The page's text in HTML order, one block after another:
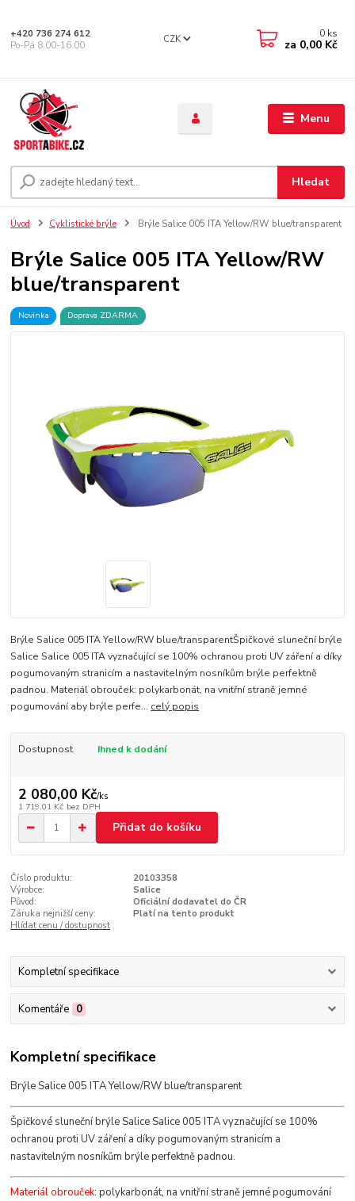
Menu
CZK
Hledat
+420 736 274 612
Po-Pá 8.00-16.00
0 ks
za 0,00 Kč
Úvod Cyklistické brýle Brýle Salice 005 ITA Yellow/RW blue/transparent
Brýle Salice 005 ITA Yellow/RW
blue/transparent
Novinka Doprava ZDARMA
Brýle Salice 005 ITA Yellow/RW blue/transparentŠpičkové sluneční brýle
Salice Salice 005 ITA vyznačující se 100% ochranou proti UV záření a díky
pogumovaným stranicím a nastavitelným nosníkům brýle perfektně
padnou. Materiál obrouček: polykarbonát, na vnitřní straně jemné
pogumování aby brýle perfe... celý popis
Dostupnost Ihned k dodání
2 080,00 Kč/ks
1 719,01 Kč bez DPH
Přidat do košíku
Číslo produktu:
20103358
Výrobce:
Salice
Původ:
Oficiální dodavatel do ČR
Záruka nejnižší ceny:
Platí na tento produkt
Hlídat cenu / dostupnost
Kompletní specifikace
Komentáře 0
Kompletní specifikace
Brýle Salice 005 ITA Yellow/RW blue/transparent
Špičkové sluneční brýle Salice Salice 005 ITA vyznačující se 100%
ochranou proti UV záření a díky pogumovaným stranicím a
nastavitelným nosníkům brýle perfektně padnou.
Materiál obrouček: polykarbonát, na vnitřní straně jemné pogumování